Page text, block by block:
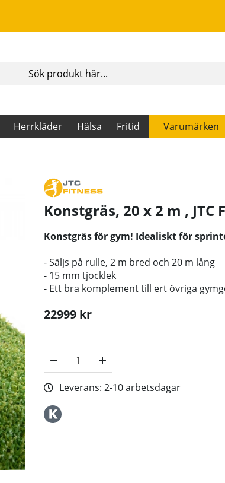
Herrkläder Hälsa Fritid Varumärken
Konstgräs, 20 x 2 m , JTC
Konstgräs för gym! Idealiskt för
- Säljs på rulle, 2 m bred och 20 m lång
- 15 mm tjocklek
- Ett bra komplement till ert övriga
22999 kr
Leverans: 2-10 arbetsdagar